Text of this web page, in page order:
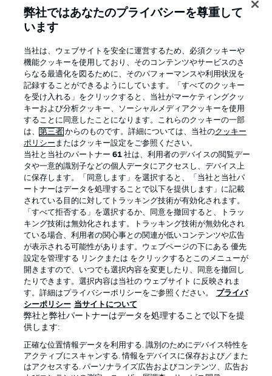
Official Partners
プライバシー・ポリシー 優先設定を管理する
利用条件 放送局
求人 選手
当サイトについて
弊社ではあなたのプライバシーを尊重して
います
当社は、ウェブサイトを安全に運営するため、必須クッキーや
機能クッキーを使用しており、そのコンテンツやサービスのさ
らなる最適化を図るために、そのパフォーマンスや利用状況を
記録することができるようにしています。「すべてのクッキー
を受け入れる」をクリックすると、当社がマーケティングクッ
キーおよび分析クッキー、ソーシャルメディアクッキーを使用
することに同意したことになります。これらのクッキーの一部
は、 第三者からのものです。詳細については、当社のクッキー
ポリシー またはクッキー設定をご参照ください。
当社と当社のパートナー 61社は、利用者のデバイスの閲覧デー
タや一意的識別子などの個人データにアクセスし、デバイス上
に保存します。「同意します」を選択すると、「当社と当社パ
ートナーはデータを処理することで以下を提供します」に記載
されている目的に対してトラッキング技術が有効化されます。
「すべて拒否する」を選択するか、同意を撤回すると、トラッ
キング技術は無効化されます。トラッキング技術が無効化され
ている場合、利用者の関心事との関連が低いコンテンツや広告
が表示される可能性があります。ウェブページの下にある 優先
設定を管理する リンクまたは をクリックするとこのメニューが
開きますので、いつでも選択内容を変更したり、同意を撤回し
たりできます。選択内容は当社の ウェブサイト に反映されま
す。詳細はプライバシーポリシーをご参照ください。
プライバ
シーポリシー 当サイトについて
弊社と弊社パートナーはデータを処理することで以下を提
供します:
正確な位置情報データを利用する. 識別のためにデバイス特性を
アクティブにスキャンする. 情報をデバイスに保存および／また
はアクセスする. パーソナライズ広告およびコンテンツ、広告お